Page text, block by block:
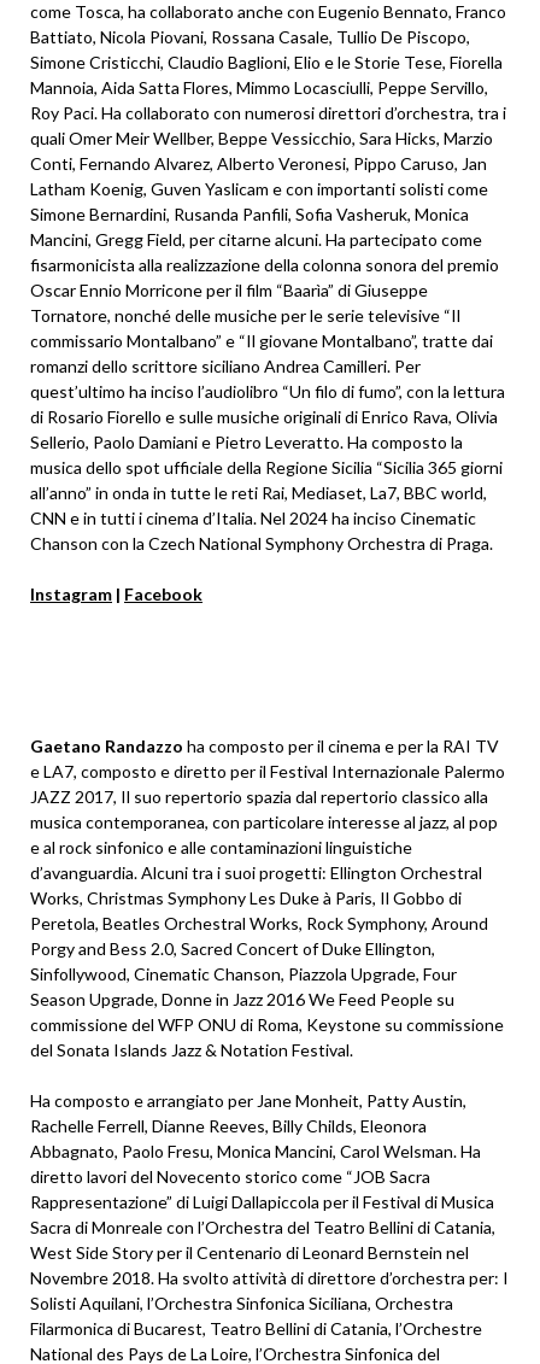
come Tosca, ha collaborato anche con Eugenio Bennato, Franco
Battiato, Nicola Piovani, Rossana Casale, Tullio De Piscopo,
Simone Cristicchi, Claudio Baglioni, Elio e le Storie Tese, Fiorella
Mannoia, Aida Satta Flores, Mimmo Locasciulli, Peppe Servillo,
Roy Paci. Ha collaborato con numerosi direttori d’orchestra, tra i
quali Omer Meir Wellber, Beppe Vessicchio, Sara Hicks, Marzio
Conti, Fernando Alvarez, Alberto Veronesi, Pippo Caruso, Jan
Latham Koenig, Guven Yaslicam e con importanti solisti come
Simone Bernardini, Rusanda Panfili, Sofia Vasheruk, Monica
Mancini, Gregg Field, per citarne alcuni. Ha partecipato come
fisarmonicista alla realizzazione della colonna sonora del premio
Oscar Ennio Morricone per il film “Baarìa” di Giuseppe
Tornatore, nonché delle musiche per le serie televisive “Il
commissario Montalbano” e “Il giovane Montalbano”, tratte dai
romanzi dello scrittore siciliano Andrea Camilleri. Per
quest’ultimo ha inciso l’audiolibro “Un filo di fumo”, con la lettura
di Rosario Fiorello e sulle musiche originali di Enrico Rava, Olivia
Sellerio, Paolo Damiani e Pietro Leveratto. Ha composto la
musica dello spot ufficiale della Regione Sicilia “Sicilia 365 giorni
all’anno” in onda in tutte le reti Rai, Mediaset, La7, BBC world,
CNN e in tutti i cinema d’Italia. Nel 2024 ha inciso Cinematic
Chanson con la Czech National Symphony Orchestra di Praga.
Instagram | Facebook
Gaetano Randazzo ha composto per il cinema e per la RAI TV
e LA7, composto e diretto per il Festival Internazionale Palermo
JAZZ 2017, Il suo repertorio spazia dal repertorio classico alla
musica contemporanea, con particolare interesse al jazz, al pop
e al rock sinfonico e alle contaminazioni linguistiche
d’avanguardia. Alcuni tra i suoi progetti: Ellington Orchestral
Works, Christmas Symphony Les Duke à Paris, Il Gobbo di
Peretola, Beatles Orchestral Works, Rock Symphony, Around
Porgy and Bess 2.0, Sacred Concert of Duke Ellington,
Sinfollywood, Cinematic Chanson, Piazzola Upgrade, Four
Season Upgrade, Donne in Jazz 2016 We Feed People su
commissione del WFP ONU di Roma, Keystone su commissione
del Sonata Islands Jazz & Notation Festival.
Ha composto e arrangiato per Jane Monheit, Patty Austin,
Rachelle Ferrell, Dianne Reeves, Billy Childs, Eleonora
Abbagnato, Paolo Fresu, Monica Mancini, Carol Welsman. Ha
diretto lavori del Novecento storico come “JOB Sacra
Rappresentazione” di Luigi Dallapiccola per il Festival di Musica
Sacra di Monreale con l’Orchestra del Teatro Bellini di Catania,
West Side Story per il Centenario di Leonard Bernstein nel
Novembre 2018. Ha svolto attività di direttore d’orchestra per: I
Solisti Aquilani, l’Orchestra Sinfonica Siciliana, Orchestra
Filarmonica di Bucarest, Teatro Bellini di Catania, l’Orchestre
National des Pays de La Loire, l’Orchestra Sinfonica del